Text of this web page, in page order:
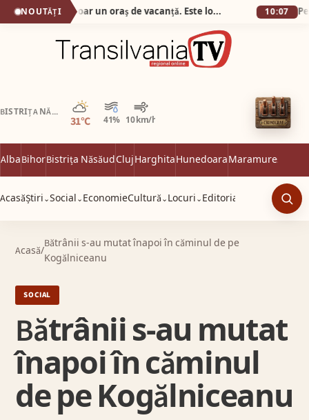
NOUTĂȚI Mahdia nu este doar un oraș de vacanță. Este locul unde istoria, marea și gastronomia au decis să locuiască împreună pe o fâșie îngustă de pământ care înaintează curajos în Mediterană. 10:07
BISTRIȚA NĂSĂUD
31°C 41% 10 km/h
Parțial noros
AlbaBihorBistrița NăsăudClujHarghitaHunedoaraMaramureș
AcasăȘtiri ⌄Social ⌄ EconomieCultură ⌄ Locuri ⌄ Editorial
Acasă/
Bătrânii s-au mutat înapoi în căminul de pe
Kogălniceanu
SOCIAL
Bătrânii s-au mutat
înapoi în căminul
de pe Kogălniceanu